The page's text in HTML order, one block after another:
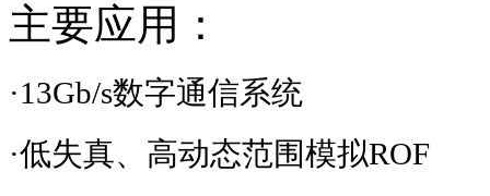
主要应用：
·13Gb/s数字通信系统
·低失真、高动态范围模拟ROF